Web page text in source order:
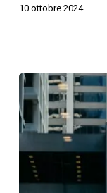
10 ottobre 2024